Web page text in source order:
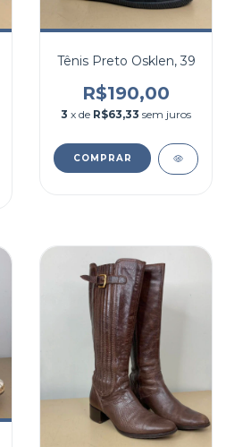
Tênis Preto Osklen, 39
R$190,00
3 x de R$63,33 sem juros
COMPRAR